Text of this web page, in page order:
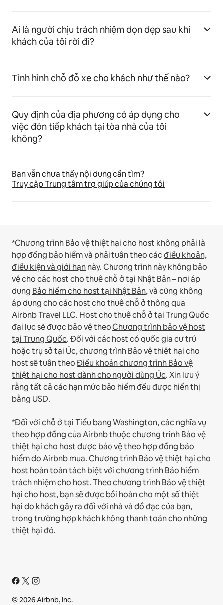
Ai là người chịu trách nhiệm dọn dẹp sau khi
khách của tôi rời đi?
Tình hình chỗ đỗ xe cho khách như thế nào?
Quy định của địa phương có áp dụng cho
việc đón tiếp khách tại tòa nhà của tôi
không?
Bạn vẫn chưa thấy nội dung cần tìm?
Truy cập Trung tâm trợ giúp của chúng tôi
*Chương trình Bảo vệ thiệt hại cho host không phải là
hợp đồng bảo hiểm và phải tuân theo cácđiều khoản,
điều kiện và giới hạnnày.Chương trình này không bảo
vệ cho các host cho thuê chỗ ở tại Nhật Bản – nơi áp
dụng Bảo hiểm cho host tại Nhật Bản, và cũng không
áp dụng cho các host cho thuê chỗ ở thông qua
Airbnb Travel LLC. Host cho thuê chỗ ở tại Trung Quốc
đại lục sẽ được bảo vệ theoChương trình bảo vệ host
tại Trung Quốc.Đối với các host có quốc gia cư trú
hoặc trụ sở tại Úc, chương trình Bảo vệ thiệt hại cho
host sẽ tuân theoĐiều khoản chương trình Bảo vệ
thiệt hại cho host dành cho người dùng Úc. Xin lưu ý
rằng tất cả các hạn mức bảo hiểm đều được hiển thị
bằng USD.
*Đối với chỗ ở tại Tiểu bang Washington, các nghĩa vụ
theo hợp đồng của Airbnb thuộc chương trình Bảo vệ
thiệt hại cho host được bảo vệ theo hợp đồng bảo
hiểm do Airbnb mua. Chương trình Bảo vệ thiệt hại cho
host hoàn toàn tách biệt với chương trình Bảo hiểm
trách nhiệm cho host. Theo chương trình Bảo vệ thiệt
hại cho host, bạn sẽ được bồi hoàn cho một số thiệt
hại do khách gây ra đối với nhà và đồ đạc của bạn,
trong trường hợp khách không thanh toán cho những
thiệt hại đó.
© 2026 Airbnb, Inc.